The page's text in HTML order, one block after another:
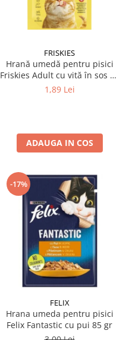
FRISKIES
Hrană umedă pentru pisici
Friskies Adult cu vită în sos 85
gr
1,89 Lei
ADAUGA IN COS
-17%
FELIX
Hrana umeda pentru pisici
Felix Fantastic cu pui 85 gr